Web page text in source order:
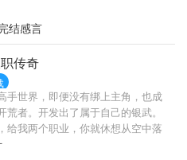
意取走他的项上人头，一手遮天的
不得活埋了他。就连路边的野狗对
个注定的死亡结局下，还有无数即
等瓜分他的经验！不想坐以待毙的
路。“你们一个个都这么想杀
奉邪神去了。”
结感言
传奇
手世界，即便没有绑上主角，也成
荒者。开发出了属于自己的银武。
给我两个职业，你就休想从空中落